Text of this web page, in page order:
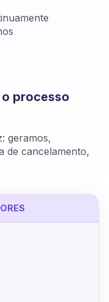
processo
geramos,
de cancelamento,